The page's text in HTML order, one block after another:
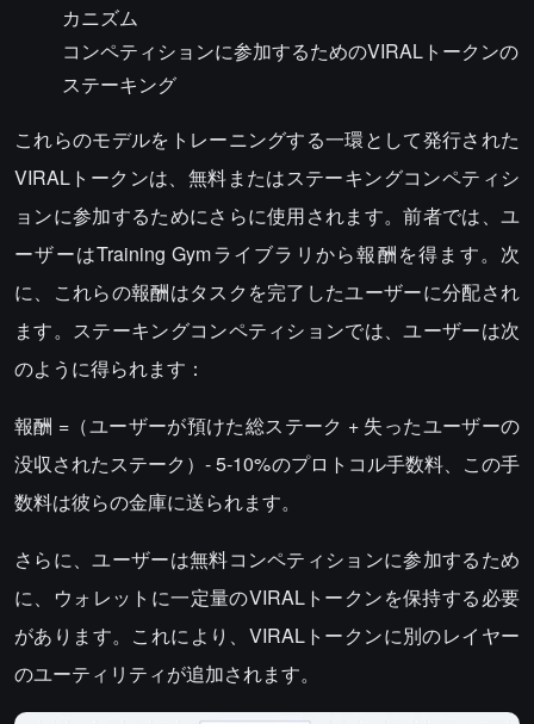
カニズム
コンペティションに参加するためのVIRALトークンの
ステーキング
これらのモデルをトレーニングする一環として発行された
VIRALトークンは、無料またはステーキングコンペティシ
ョンに参加するためにさらに使用されます。前者では、ユ
ーザーはTraining Gymライブラリから報酬を得ます。次
に、これらの報酬はタスクを完了したユーザーに分配され
ます。ステーキングコンペティションでは、ユーザーは次
のように得られます：
報酬 =（ユーザーが預けた総ステーク + 失ったユーザーの
没収されたステーク）- 5-10%のプロトコル手数料、この手
数料は彼らの金庫に送られます。
さらに、ユーザーは無料コンペティションに参加するため
に、ウォレットに一定量のVIRALトークンを保持する必要
があります。これにより、VIRALトークンに別のレイヤー
のユーティリティが追加されます。